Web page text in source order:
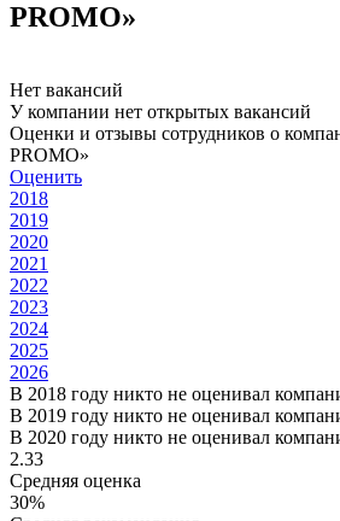
PROMO»
Нет вакансий
У компании нет открытых вакансий
Оценки и отзывы сотрудников о
PROMO»
Оценить
2018
2019
2020
2021
2022
2023
2024
2025
2026
В 2018 году никто не оценивал
В 2019 году никто не оценивал
В 2020 году никто не оценивал
2.33
Средняя оценка
30%